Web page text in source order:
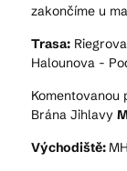
zakončíme u
Trasa:
Halounova -
Komentovanou
Brána Jihlavy
Východiště: